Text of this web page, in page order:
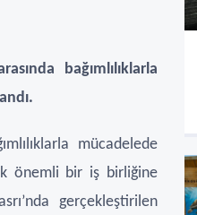
bağımlılıklarla
mücadelede
önemli bir iş birliğine
gerçekleştirilen